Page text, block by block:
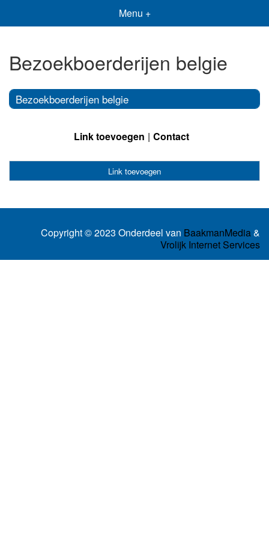
Menu +
Bezoekboerderijen belgie
Bezoekboerderijen belgie
Link toevoegen Contact
Link toevoegen
Copyright © 2023 Onderdeel van BaakmanMedia&
Vrolijk Internet Services